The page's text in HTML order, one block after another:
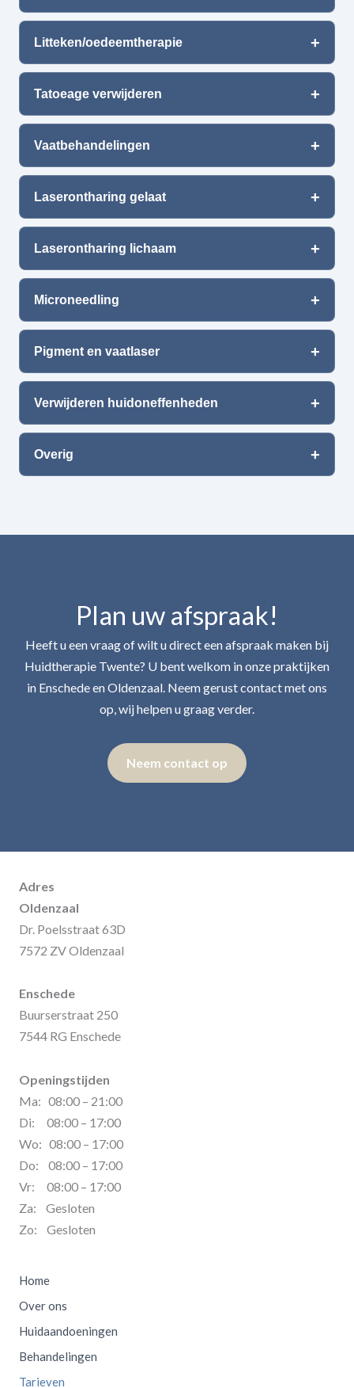
Litteken/oedeemtherapie
Tatoeage verwijderen
Vaatbehandelingen
Laserontharing gelaat
Laserontharing lichaam
Microneedling
Pigment en vaatlaser
Verwijderen huidoneffenheden
Overig
Plan uw afspraak!
Heeft u een vraag of wilt u direct een afspraak maken bij
Huidtherapie Twente? U bent welkom in onze praktijken
in Enschede en Oldenzaal. Neem gerust contact met ons
op, wij helpen u graag verder.
Neem contact op
Adres
Oldenzaal
Dr. Poelsstraat 63D
7572 ZV Oldenzaal
Enschede
Buurserstraat 250
7544 RG Enschede
Openingstijden
Ma: 08:00 – 21:00
Di: 08:00 – 17:00
Wo: 08:00 – 17:00
Do: 08:00 – 17:00
Vr: 08:00 – 17:00
Za: Gesloten
Zo: Gesloten
Home
Over ons
Huidaandoeningen
Behandelingen
Tarieven